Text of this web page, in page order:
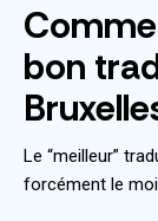
bon
Le “meilleur”
forcément le